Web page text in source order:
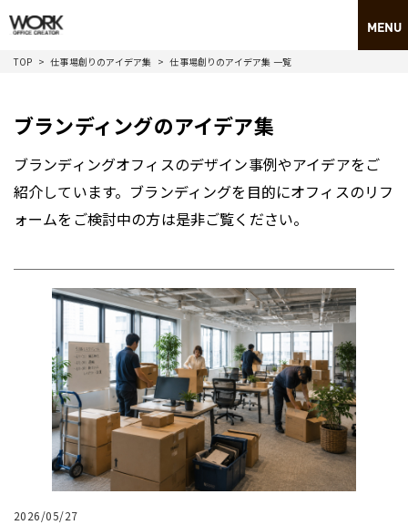
TOP 仕事場創りのアイデア集 仕事場創りのアイデア集 一覧
ブランディングのアイデア集
ブランディングオフィスのデザイン事例やアイデアをご
紹介しています。ブランディングを目的にオフィスのリフ
ォームをご検討中の方は是非ご覧ください。
2026/05/27